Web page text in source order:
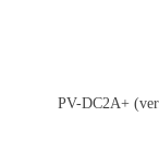
PV-DC2A+